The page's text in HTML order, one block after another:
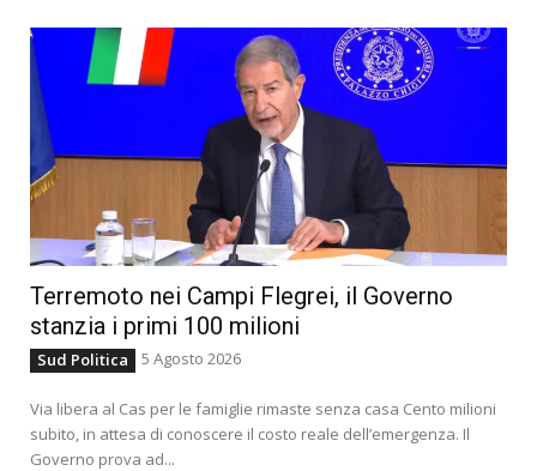
Terremoto nei Campi Flegrei, il Governo
stanzia i primi 100 milioni
Sud Politica 5 Agosto 2026
Via libera al Cas per le famiglie rimaste senza casa Cento milioni
subito, in attesa di conoscere il costo reale dell’emergenza. Il
Governo prova ad...